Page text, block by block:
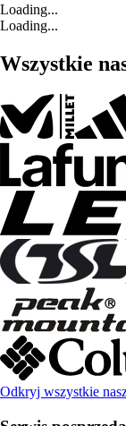
Loading...
Loading...
Wszystkie
Odkryj wszystkie